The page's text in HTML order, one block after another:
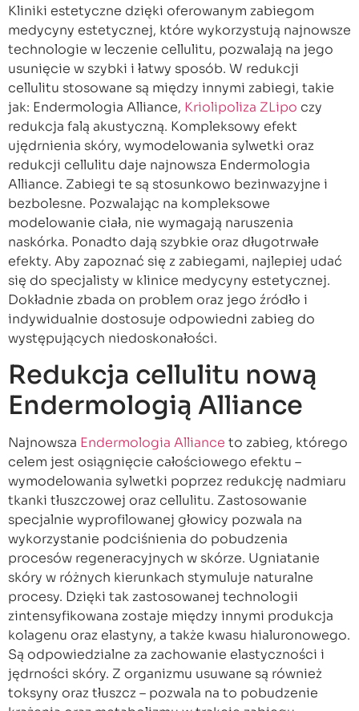
Kliniki estetyczne dzięki oferowanym zabiegom
medycyny estetycznej, które wykorzystują najnowsze
technologie w leczenie cellulitu, pozwalają na jego
usunięcie w szybki i łatwy sposób. W redukcji
cellulitu stosowane są między innymi zabiegi, takie
jak: Endermologia Alliance, Kriolipoliza ZLipo czy
redukcja falą akustyczną. Kompleksowy efekt
ujędrnienia skóry, wymodelowania sylwetki oraz
redukcji cellulitu daje najnowsza Endermologia
Alliance. Zabiegi te są stosunkowo bezinwazyjne i
bezbolesne. Pozwalając na kompleksowe
modelowanie ciała, nie wymagają naruszenia
naskórka. Ponadto dają szybkie oraz długotrwałe
efekty. Aby zapoznać się z zabiegami, najlepiej udać
się do specjalisty w klinice medycyny estetycznej.
Dokładnie zbada on problem oraz jego źródło i
indywidualnie dostosuje odpowiedni zabieg do
występujących niedoskonałości.
Redukcja cellulitu nową
Endermologią Alliance
Najnowsza Endermologia Alliance to zabieg, którego
celem jest osiągnięcie całościowego efektu –
wymodelowania sylwetki poprzez redukcję nadmiaru
tkanki tłuszczowej oraz cellulitu. Zastosowanie
specjalnie wyprofilowanej głowicy pozwala na
wykorzystanie podciśnienia do pobudzenia
procesów regeneracyjnych w skórze. Ugniatanie
skóry w różnych kierunkach stymuluje naturalne
procesy. Dzięki tak zastosowanej technologii
zintensyfikowana zostaje między innymi produkcja
kolagenu oraz elastyny, a także kwasu hialuronowego.
Są odpowiedzialne za zachowanie elastyczności i
jędrności skóry. Z organizmu usuwane są również
toksyny oraz tłuszcz – pozwala na to pobudzenie